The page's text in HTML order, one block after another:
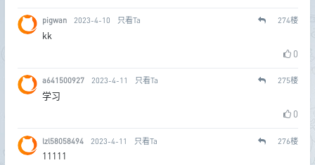
pigwan 2023-4-10 只看Ta 274楼
kk
0
a641500927 2023-4-11 只看Ta 275楼
学习
0
lzl58058494 2023-4-11 只看Ta 276楼
11111